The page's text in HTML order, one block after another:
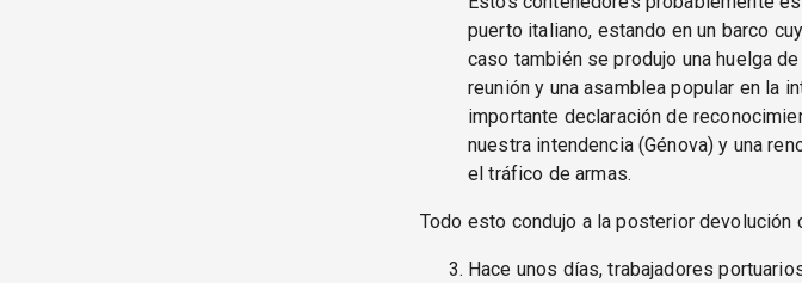
puerto italiano, estando en un barco
caso también se produjo una huelga
reunión y una asamblea popular en la
importante declaración de
nuestra intendencia (Génova) y una
el tráfico de armas.
Todo esto condujo a la posterior
Hace unos días, trabajadores